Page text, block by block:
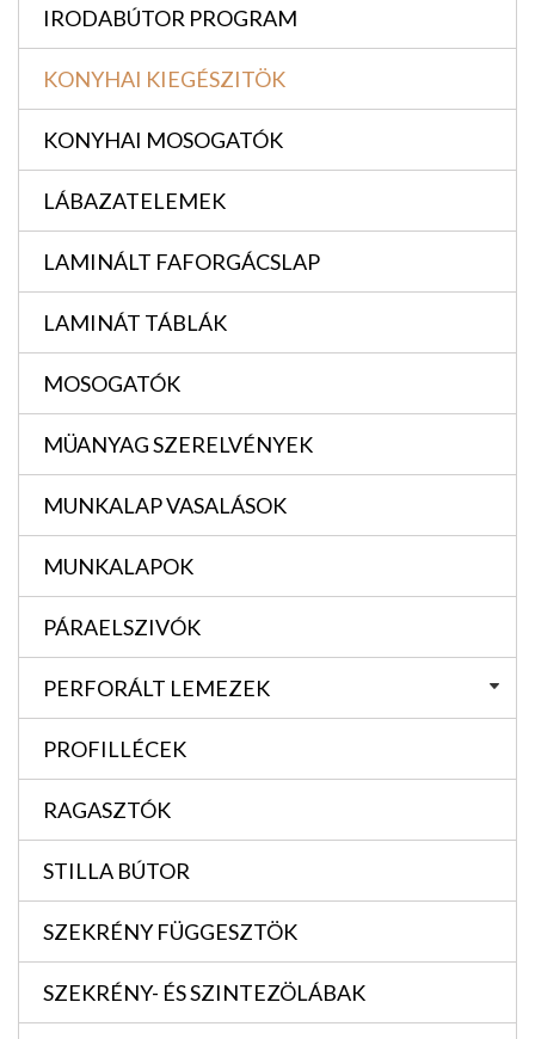
IRODABÚTOR PROGRAM
KONYHAI KIEGÉSZITÖK
KONYHAI MOSOGATÓK
LÁBAZATELEMEK
LAMINÁLT FAFORGÁCSLAP
LAMINÁT TÁBLÁK
MOSOGATÓK
MÜANYAG SZERELVÉNYEK
MUNKALAP VASALÁSOK
MUNKALAPOK
PÁRAELSZIVÓK
PERFORÁLT LEMEZEK
PROFILLÉCEK
RAGASZTÓK
STILLA BÚTOR
SZEKRÉNY FÜGGESZTÖK
SZEKRÉNY- ÉS SZINTEZÖLÁBAK